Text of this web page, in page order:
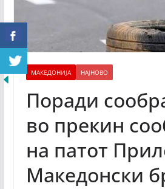
МАКЕДОНИЈА НАЈНОВО
Поради
во прекин
на патот
Македонски